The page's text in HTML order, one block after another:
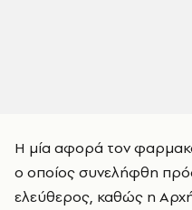
Η μία αφορά τον
ο οποίος συνελήφθη
ελεύθερος, καθώς η